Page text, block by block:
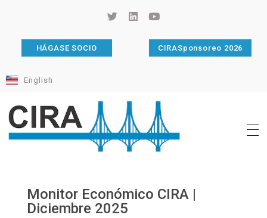
HÁGASE SOCIO CIRASponsoreo 2026
English
Monitor Económico CIRA |
Diciembre 2025